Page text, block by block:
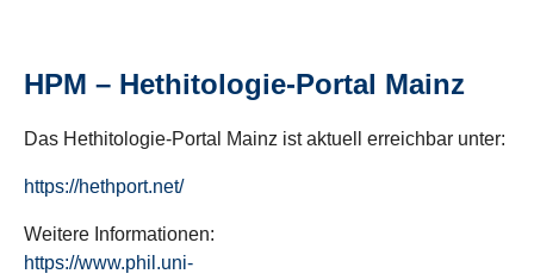
HPM – Hethitologie-Portal Mainz
Das Hethitologie-Portal Mainz ist aktuell erreichbar unter:
https://hethport.net/
Weitere Informationen:
https://www.phil.uni-